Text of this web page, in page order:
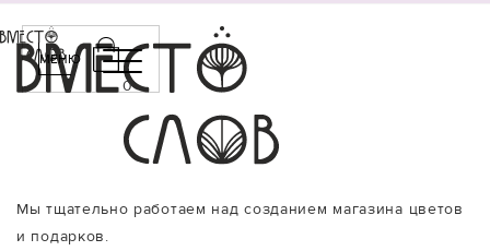
МЕНЮ
0
Мы тщательно работаем над созданием магазина цветов
и подарков.